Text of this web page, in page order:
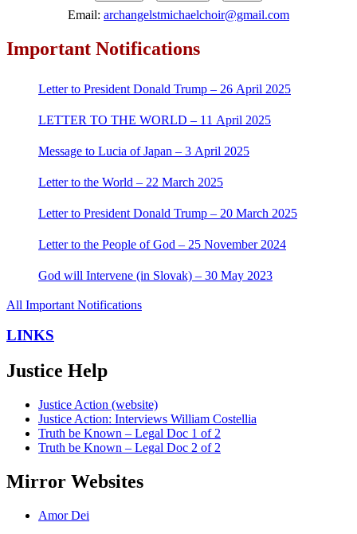
Email: archangelstmichaelchoir@gmail.com
Important Notifications
Letter to President Donald Trump – 26 April 2025
LETTER TO THE WORLD – 11 April 2025
Message to Lucia of Japan – 3 April 2025
Letter to the World – 22 March 2025
Letter to President Donald Trump – 20 March 2025
Letter to the People of God – 25 November 2024
God will Intervene (in Slovak) – 30 May 2023
All Important Notifications
LINKS
Justice Help
Justice Action (website)
Justice Action: Interviews William Costellia
Truth be Known – Legal Doc 1 of 2
Truth be Known – Legal Doc 2 of 2
Mirror Websites
Amor Dei